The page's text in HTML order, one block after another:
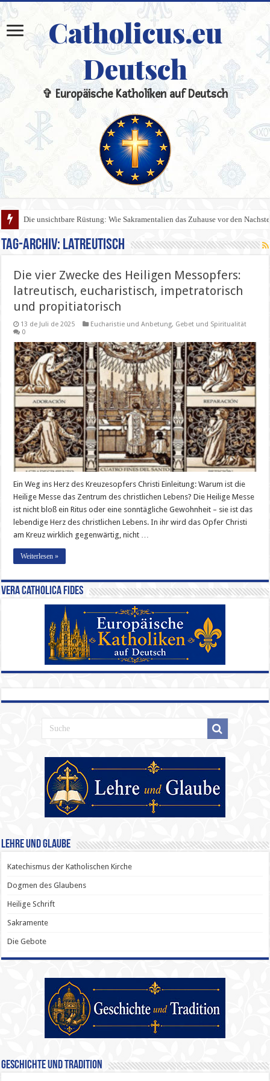
Catholicus.eu
Deutsch
✞ Europäische Katholiken auf Deutsch
Die unsichtbare Rüstung: Wie Sakramentalien das Zuhause vor den
Tag-Archiv: latreutisch
Die vier Zwecke des Heiligen Messopfers:
latreutisch, eucharistisch, impetratorisch
und propitiatorisch
13 de Juli de 2025 Eucharistie und Anbetung, Gebet und Spiritualität
0
Ein Weg ins Herz des Kreuzesopfers Christi Einleitung: Warum ist die
Heilige Messe das Zentrum des christlichen Lebens? Die Heilige Messe
ist nicht bloß ein Ritus oder eine sonntägliche Gewohnheit – sie ist das
lebendige Herz des christlichen Lebens. In ihr wird das Opfer Christi
am Kreuz wirklich gegenwärtig, nicht …
Weiterlesen »
Vera Catholica Fides
Lehre und Glaube
Katechismus der Katholischen Kirche
Dogmen des Glaubens
Heilige Schrift
Sakramente
Die Gebote
Geschichte und Tradition